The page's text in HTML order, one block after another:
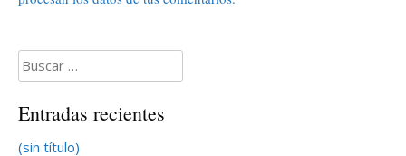
Buscar:
Entradas recientes
(sin título)